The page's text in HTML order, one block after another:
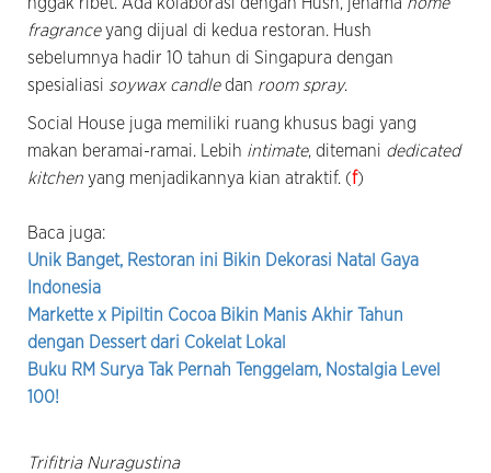
fragranceyang dijual di kedua restoran. Hush
sebelumnya hadir 10 tahun di Singapura dengan
spesialiasi soywax candledan room spray.
Social House juga memiliki ruang khusus bagi yang
makan beramai-ramai. Lebih intimate, ditemani dedicated
kitchen yang menjadikannya kian atraktif. (f)
Baca juga:
Unik Banget, Restoran ini Bikin Dekorasi Natal Gaya
Indonesia
Markette x Pipiltin Cocoa Bikin Manis Akhir Tahun
dengan Dessert dari Cokelat Lokal
Buku RM Surya Tak Pernah Tenggelam, Nostalgia Level
100!
Trifitria Nuragustina